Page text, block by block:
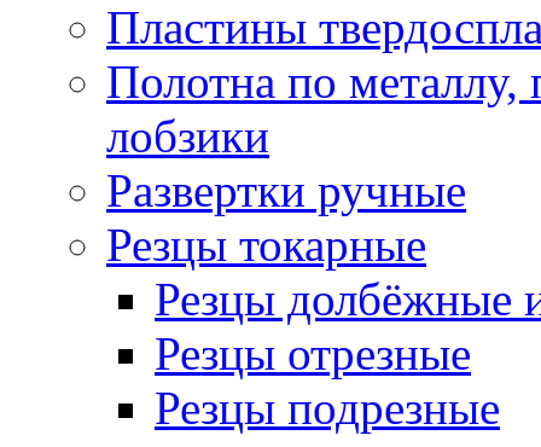
Пластины
Полотна по
лобзики
Развертки ручные
Резцы токарные
Резцы долбёжные
Резцы отрезные
Резцы подрезные